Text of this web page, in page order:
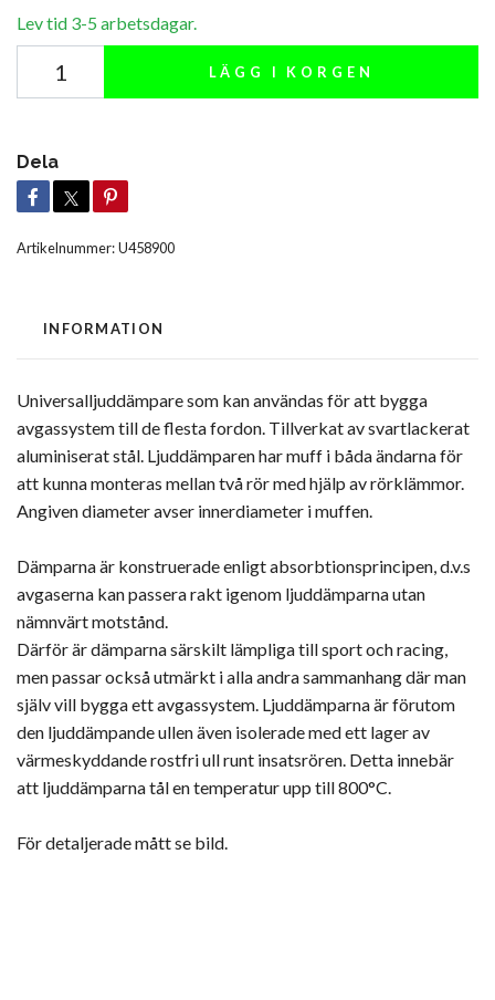
Lev tid 3-5 arbetsdagar.
LÄGG I KORGEN
Dela
Artikelnummer:U458900
INFORMATION
Universalljuddämpare som kan användas för att bygga
avgassystem till de flesta fordon. Tillverkat av svartlackerat
aluminiserat stål. Ljuddämparen har muff i båda ändarna för
att kunna monteras mellan två rör med hjälp av rörklämmor.
Angiven diameter avser innerdiameter i muffen.
Dämparna är konstruerade enligt absorbtionsprincipen, d.v.s
avgaserna kan passera rakt igenom ljuddämparna utan
nämnvärt motstånd.
Därför är dämparna särskilt lämpliga till sport och racing,
men passar också utmärkt i alla andra sammanhang där man
själv vill bygga ett avgassystem. Ljuddämparna är förutom
den ljuddämpande ullen även isolerade med ett lager av
värmeskyddande rostfri ull runt insatsrören. Detta innebär
att ljuddämparna tål en temperatur upp till 800°C.
För detaljerade mått se bild.